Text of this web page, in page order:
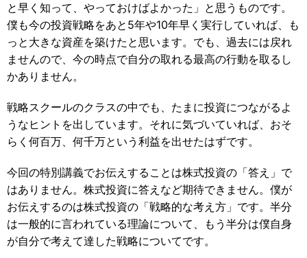
と早く知って、やっておけばよかった」と思うものです。
僕も今の投資戦略をあと5年や10年早く実行していれば、も
っと大きな資産を築けたと思います。でも、過去には戻れ
ませんので、今の時点で自分の取れる最高の行動を取るし
かありません。
戦略スクールのクラスの中でも、たまに投資につながるよ
うなヒントを出しています。それに気づいていれば、おそ
らく何百万、何千万という利益を出せたはずです。
今回の特別講義でお伝えすることは株式投資の「答え」で
はありません。株式投資に答えなど期待できません。僕が
お伝えするのは株式投資の「戦略的な考え方」です。半分
は一般的に言われている理論について、もう半分は僕自身
が自分で考えて達した戦略についてです。